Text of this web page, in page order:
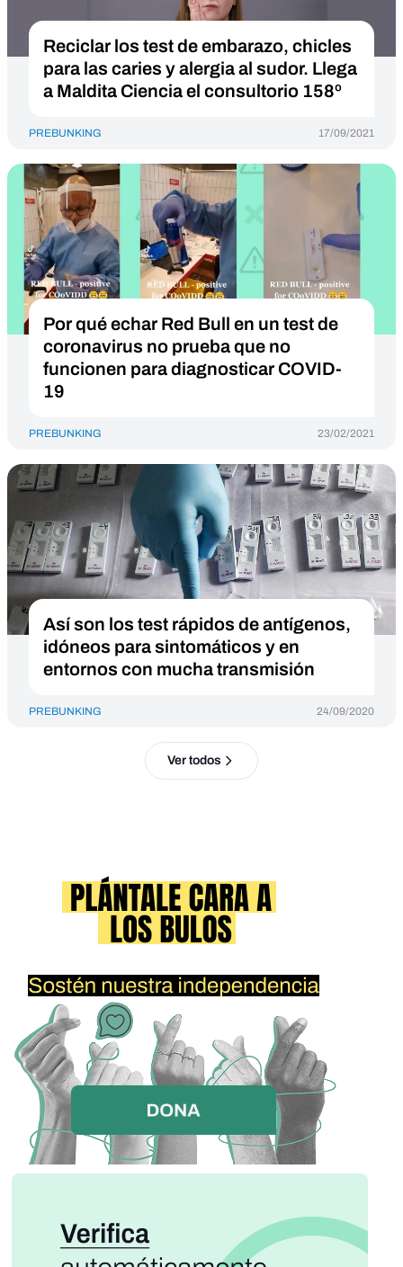
Reciclar los test de embarazo, chicles
para las caries y alergia al sudor. Llega
a Maldita Ciencia el consultorio 158º
PREBUNKING 17/09/2021
Por qué echar Red Bull en un test de
coronavirus no prueba que no
funcionen para diagnosticar COVID-
19
PREBUNKING 23/02/2021
Así son los test rápidos de antígenos,
idóneos para sintomáticos y en
entornos con mucha transmisión
PREBUNKING 24/09/2020
Ver todos